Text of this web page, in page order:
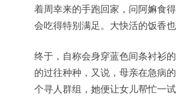
着周幸来的手跑回家，问阿嫲食
会吃得特别满足。大快活的饭香
终于，自称会身穿蓝色间条衬衫
的过往种种，又说，母亲在急病
个寻人群组，她便让女儿帮忙一